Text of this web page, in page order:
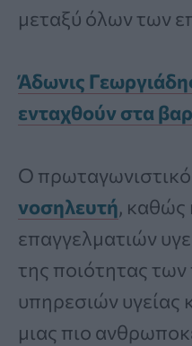
μεταξύ όλων των
Άδωνις
ενταχθούν στα
Ο
νοσηλευτή, καθώς
επαγγελματιών
της ποιότητας
υπηρεσιών
μιας πιο